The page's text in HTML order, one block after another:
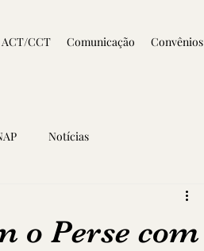
ACT/CCT Comunicação Convênios
Notícias
o Perse com